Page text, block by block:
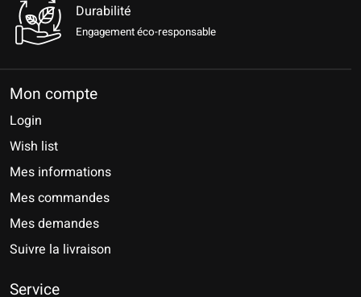
Durabilité
Engagement éco-responsable
Mon compte
Login
Wish list
Mes informations
Mes commandes
Mes demandes
Suivre la livraison
Service